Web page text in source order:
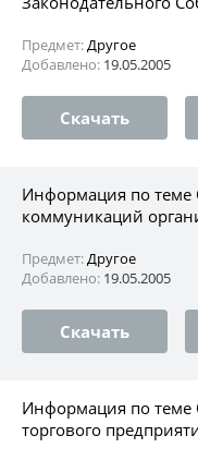
Предмет:Другое
Добавлено: 19.05.2005
Скачать
Информация по теме
коммуникаций
Предмет:Другое
Добавлено: 19.05.2005
Скачать
Информация по теме
торгового